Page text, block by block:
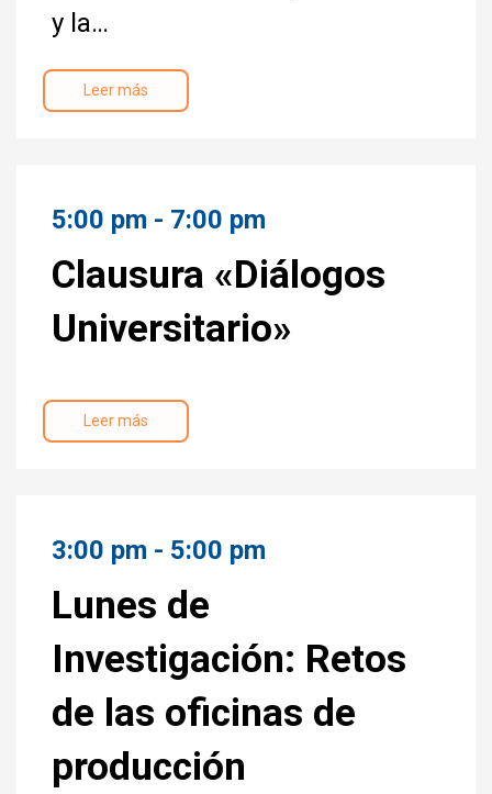
y la…
Leer más
5:00 pm - 7:00 pm
Clausura «Diálogos
Universitario»
Leer más
3:00 pm - 5:00 pm
Lunes de
Investigación: Retos
de las oficinas de
producción